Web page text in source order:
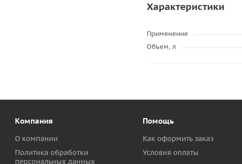
Характеристики
Применение
Объем, л
Компания
О компании
Политика обработки
персональных данных
Помощь
Как оформить заказ
Условия оплаты